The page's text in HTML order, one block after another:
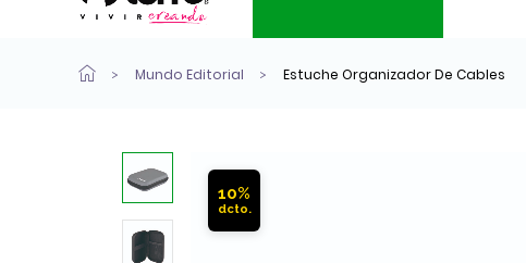
Mundo Editorial Estuche Organizador De Cables
10%